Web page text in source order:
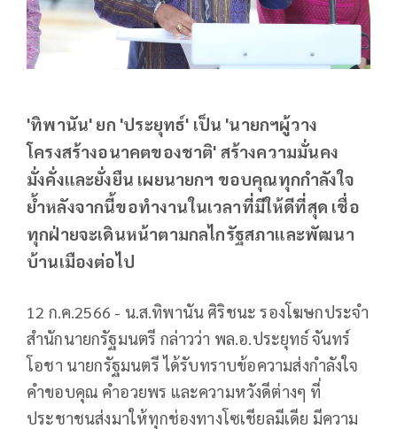
'ทิพานัน' ยก 'ประยุทธ์' เป็น 'นายกฯผู้วาง
โครงสร้างอนาคตของชาติ' สร้างความมั่นคง
มั่งคั่งและยั่งยืน เผยนายกฯ ขอบคุณทุกกำลังใจ
ย้ำหลังจากนี้ขอทำงานในเวลาที่มีให้ดีที่สุด เชื่อ
ทุกฝ่ายจะเดินหน้าตามกลไกรัฐสภาและพัฒนา
บ้านเมืองต่อไป
12 ก.ค.2566 - น.ส.ทิพานัน ศิริชนะ รองโฆษกประจำ
สำนักนายกรัฐมนตรี กล่าวว่า พล.อ.ประยุทธ์ จันทร์
โอชา นายกรัฐมนตรี ได้รับทราบข้อความส่งกำลังใจ
คำขอบคุณ คำอวยพร และความหวังดีต่างๆ ที่
ประชาชนส่งมาให้ทุกช่องทางโซเชียลมีเดีย มีความ